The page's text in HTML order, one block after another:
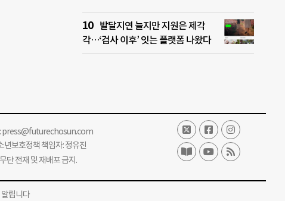
발달지연 늘지만 지원은 제각
각…‘검사 이후’ 잇는 플랫폼 나왔다
press@futurechosun.com
보호정책 책임자: 정유진
전재 및 재배포 금지.
알립니다